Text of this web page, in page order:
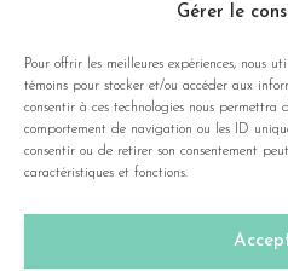
Gérer le
Pour offrir les meilleures expériences, nous
témoins pour stocker et/ou accéder aux
consentir à ces technologies nous permettra
comportement de navigation ou les ID
consentir ou de retirer son consentement
caractéristiques et fonctions.